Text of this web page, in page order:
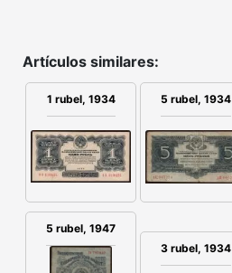
Artículos similares:
1 rubel, 1934 5 rubel, 1934
5 rubel, 1947
3 rubel, 1934